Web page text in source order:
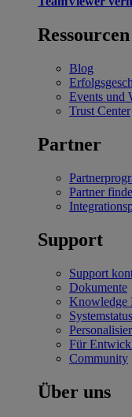
Ressourcen
Blog
Events und
Trust Center
Partner
Partner
Support
Support
Dokumente
Knowledge
Systemstatus
Für
Community
Über uns